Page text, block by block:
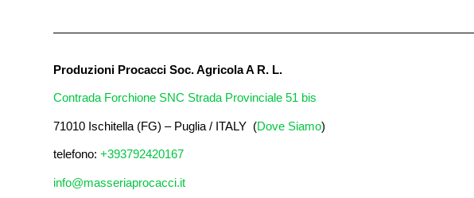
Produzioni Procacci Soc. Agricola A R. L.
Contrada Forchione SNC Strada Provinciale 51 bis
71010 Ischitella (FG) – Puglia / ITALY (Dove Siamo)
telefono:+393792420167
info@masseriaprocacci.it